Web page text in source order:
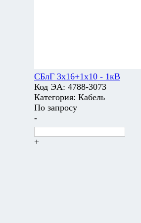
СБлГ 3х16+1х10 - 1кВ
Код ЭА: 4788-3073
Категория: Кабель
По запросу
-
+